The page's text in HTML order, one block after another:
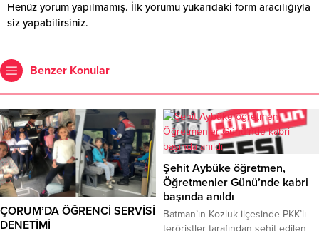
Henüz yorum yapılmamış. İlk yorumu yukarıdaki form aracılığıyla
siz yapabilirsiniz.
Benzer Konular
ÇORUM’DA ÖĞRENCİ SERVİSİ
DENETİMİ
Şehit Aybüke öğretmen,
Öğretmenler Günü’nde kabri
başında anıldı
Batman’ın Kozluk ilçesinde PKK’lı